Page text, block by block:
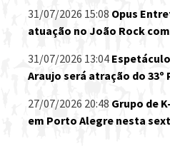
31/07/2026 15:08 Opus
atuação no João Rock
31/07/2026 13:04
Araujo será atração do 33º
27/07/2026 20:48 Grupo de
em Porto Alegre nesta